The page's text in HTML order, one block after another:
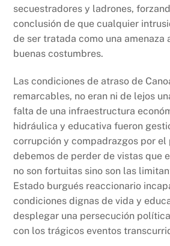
secuestradores y ladrones,
conclusión de que cualquier
de ser tratada como una amenaza
buenas costumbres.
Las condiciones de atraso de
remarcables, no eran ni de lejos
falta de una infraestructura
hidráulica y educativa fueron
corrupción y compadrazgos por el
debemos de perder de vistas que
no son fortuitas sino son las
Estado burgués reaccionario
condiciones dignas de vida y
desplegar una persecución
con los trágicos eventos